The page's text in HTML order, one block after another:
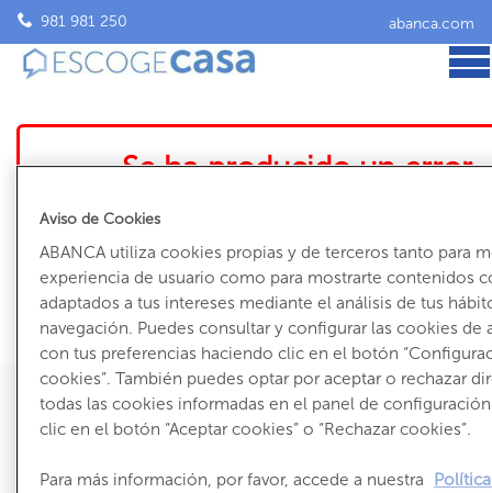
981 981 250 abanca.com
Se ha producido un error
El inmueble que intentas ver ya no está accesible
981 981 250
Aviso de Cookies
ABANCA utiliza cookies propias y de terceros tanto para
experiencia de usuario como para mostrarte contenidos
adaptados a tus intereses mediante el análisis de tus
navegación. Puedes consultar y configurar las cookies de
con tus preferencias haciendo clic en el botón
cookies”. También puedes optar por aceptar o rechazar
todas las cookies informadas en el panel de
clic en el botón “Aceptar cookies” o “Rechazar cookies”.
Para más información, por favor, accede a nuestra